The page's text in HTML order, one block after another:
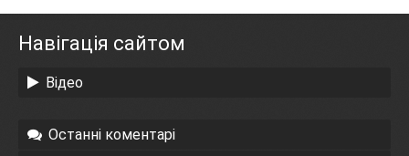
Навігація сайтом
Відео
Останні коментарі